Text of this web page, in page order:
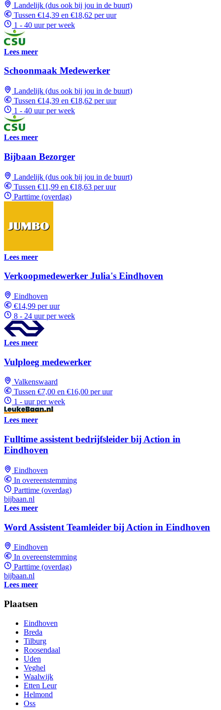
Landelijk (dus ook bij jou in de buurt)
Tussen €14,39 en €18,62 per uur
1 - 40 uur per week
Lees meer
Schoonmaak Medewerker
Landelijk (dus ook bij jou in de buurt)
Tussen €14,39 en €18,62 per uur
1 - 40 uur per week
Lees meer
Bijbaan Bezorger
Landelijk (dus ook bij jou in de buurt)
Tussen €11,99 en €18,63 per uur
Parttime (overdag)
Lees meer
Verkoopmedewerker Julia's Eindhoven
Eindhoven
€14,99 per uur
8 - 24 uur per week
Lees meer
Vulploeg medewerker
Valkenswaard
Tussen €7,00 en €16,00 per uur
1 - uur per week
Lees meer
Fulltime assistent bedrijfsleider bij Action in
Eindhoven
Eindhoven
In overeenstemming
Parttime (overdag)
bijbaan.nl
Lees meer
Word Assistent Teamleider bij Action in Eindhoven
Eindhoven
In overeenstemming
Parttime (overdag)
bijbaan.nl
Lees meer
Plaatsen
Eindhoven
Breda
Tilburg
Roosendaal
Uden
Veghel
Waalwijk
Etten Leur
Helmond
Oss